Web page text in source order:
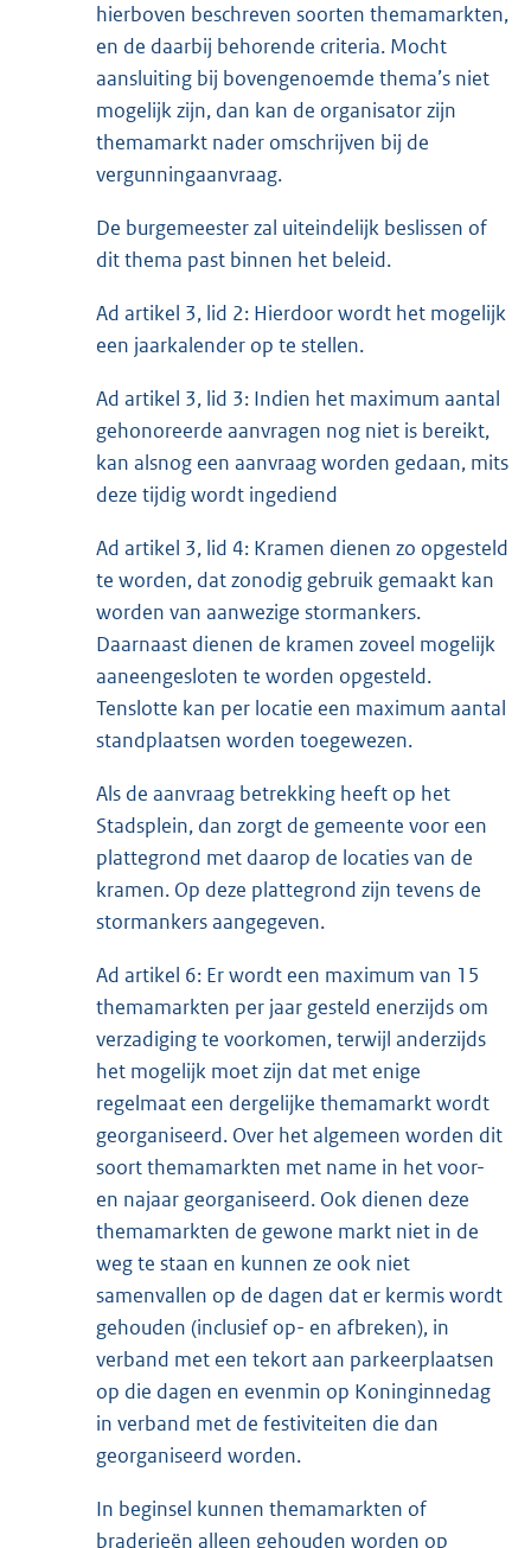
hierboven beschreven soorten themamarkten,
en de daarbij behorende criteria. Mocht
aansluiting bij bovengenoemde thema’s niet
mogelijk zijn, dan kan de organisator zijn
themamarkt nader omschrijven bij de
vergunningaanvraag.
De burgemeester zal uiteindelijk beslissen of
dit thema past binnen het beleid.
Ad artikel 3, lid 2: Hierdoor wordt het mogelijk
een jaarkalender op te stellen.
Ad artikel 3, lid 3: Indien het maximum aantal
gehonoreerde aanvragen nog niet is bereikt,
kan alsnog een aanvraag worden gedaan, mits
deze tijdig wordt ingediend
Ad artikel 3, lid 4: Kramen dienen zo opgesteld
te worden, dat zonodig gebruik gemaakt kan
worden van aanwezige stormankers.
Daarnaast dienen de kramen zoveel mogelijk
aaneengesloten te worden opgesteld.
Tenslotte kan per locatie een maximum aantal
standplaatsen worden toegewezen.
Als de aanvraag betrekking heeft op het
Stadsplein, dan zorgt de gemeente voor een
plattegrond met daarop de locaties van de
kramen. Op deze plattegrond zijn tevens de
stormankers aangegeven.
Ad artikel 6: Er wordt een maximum van 15
themamarkten per jaar gesteld enerzijds om
verzadiging te voorkomen, terwijl anderzijds
het mogelijk moet zijn dat met enige
regelmaat een dergelijke themamarkt wordt
georganiseerd. Over het algemeen worden dit
soort themamarkten met name in het voor-
en najaar georganiseerd. Ook dienen deze
themamarkten de gewone markt niet in de
weg te staan en kunnen ze ook niet
samenvallen op de dagen dat er kermis wordt
gehouden (inclusief op- en afbreken), in
verband met een tekort aan parkeerplaatsen
op die dagen en evenmin op Koninginnedag
in verband met de festiviteiten die dan
georganiseerd worden.
In beginsel kunnen themamarkten of
braderieën alleen gehouden worden op